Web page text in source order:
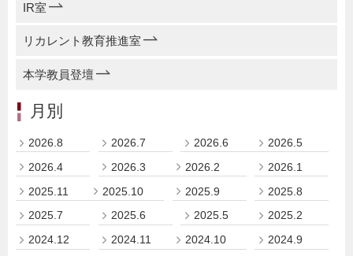
IR室
リカレント教育推進室
本学教員登壇
月別
2026.8 2026.7 2026.6
2026.5
2026.4
2026.3 2026.2
2026.1
2025.11
2025.10 2025.9
2025.8
2025.7
2025.6 2025.5
2025.2
2024.12
2024.11 2024.10
2024.9